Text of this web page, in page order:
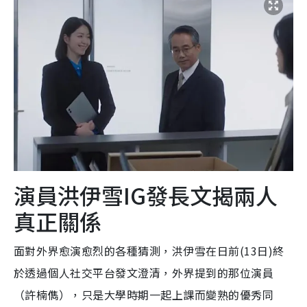
演員洪伊雪IG發長文揭兩人
真正關係
面對外界愈演愈烈的各種猜測，洪伊雪在日前(13日)終
於透過個人社交平台發文澄清，外界提到的那位演員
（許楠儁），只是大學時期一起上課而變熟的優秀同